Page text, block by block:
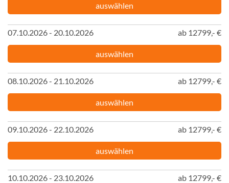
auswählen
07.10.2026 - 20.10.2026 ab 12799,- €
auswählen
08.10.2026 - 21.10.2026 ab 12799,- €
auswählen
09.10.2026 - 22.10.2026 ab 12799,- €
auswählen
10.10.2026 - 23.10.2026 ab 12799,- €